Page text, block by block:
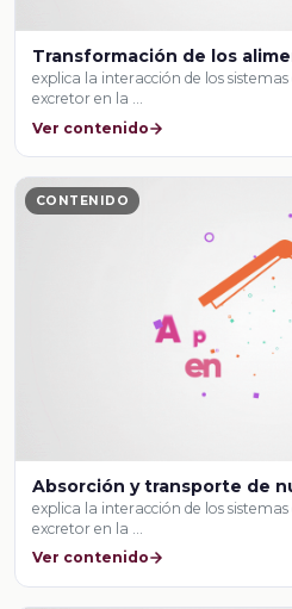
Transformación de los
explica la interacción de los
excretor en la …
Ver contenido
CONTENIDO
Absorción y transporte de
explica la interacción de los
excretor en la …
Ver contenido